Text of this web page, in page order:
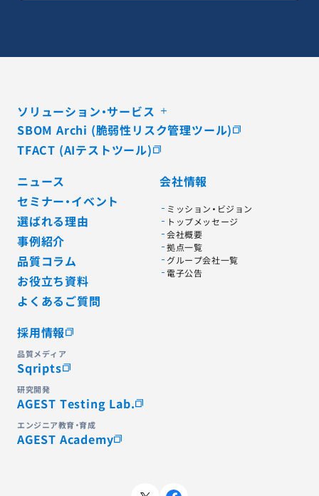
ソリューション・サービス
SBOM Archi (脆弱性リスク管理ツール)
TFACT (AIテストツール)
ニュース
セミナー・イベント
選ばれる理由
事例紹介
品質コラム
お役立ち資料
よくあるご質問
会社情報
ミッション・ビジョン
トップメッセージ
会社概要
拠点一覧
グループ会社一覧
電子公告
採用情報
品質メディア
Sqripts
研究開発
AGEST Testing Lab.
エンジニア教育・育成
AGEST Academy